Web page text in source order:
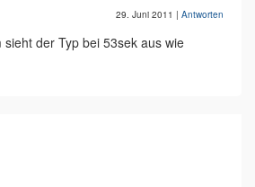
29. Juni 2011 | Antworten
sieht der Typ bei 53sek aus wie